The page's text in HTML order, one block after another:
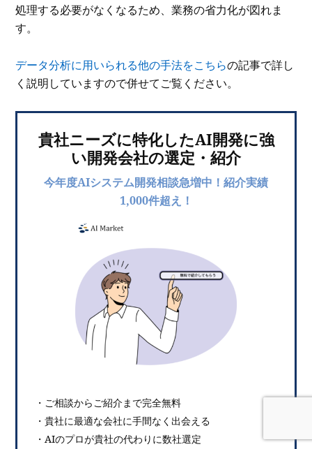
処理する必要がなくなるため、業務の省力化が図れま
す。
データ分析に用いられる他の手法をこちらの記事で詳し
く説明していますので併せてご覧ください。
貴社ニーズに特化したAI開発に強
い開発会社の選定・紹介
今年度AIシステム開発相談急増中！紹介実績
1,000件超え！
・ご相談からご紹介まで完全無料
・貴社に最適な会社に手間なく出会える
・AIのプロが貴社の代わりに数社選定